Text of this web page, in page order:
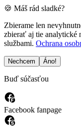
🍪 Máš rád sladké?
Zbierame len
zbierať aj tie analytické
službami. Ochrana
Nechcem Áno!
Buď súčasťou
Facebook fanpage